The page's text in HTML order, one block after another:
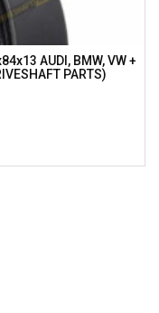
AUDI, BMW, VW +
PARTS)